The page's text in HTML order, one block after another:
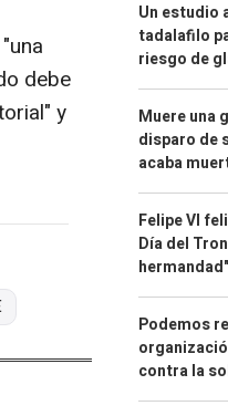
debe
y
Un estudio
tadalafilo
riesgo de
Muere una
disparo de
acaba
Felipe VI
Día del
Podemos
contra la